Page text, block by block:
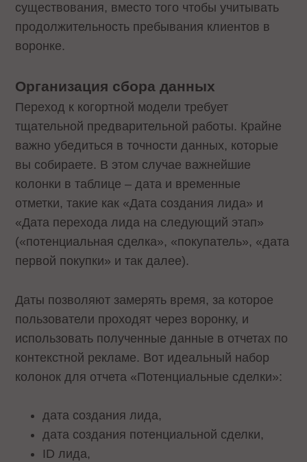
существования, вместо того чтобы учитывать
продолжительность пребывания клиентов в
воронке.
Организация сбора данных
Переход к когортной модели требует
тщательной предварительной работы. Крайне
важно убедиться в точности данных, которые
вы собираете. В этом случае важнейшие
колонки в таблице – дата и временные
отметки, такие как «Дата создания лида» и
«Дата перехода лида на следующий этап»
(«потенциальная сделка», «покупатель», «дата
первой покупки» и так далее).
Даты позволяют замерять время, за которое
пользователи проходят через воронку, и
использовать полученные данные в отчетах по
контекстной рекламе. Вот идеальный набор
колонок для отчета «Потенциальные сделки»:
дата создания лида,
дата создания потенциальной сделки,
ID лида,